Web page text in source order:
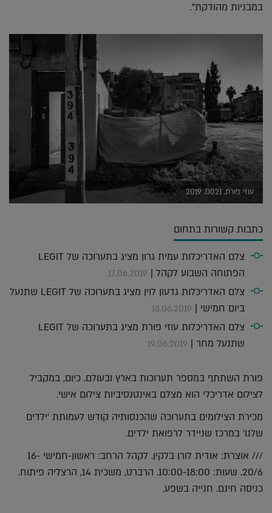
במבניות מהודקת".
עוזי פורת, 0021, 2019
כתבות קשורות בתחום
צלם האדריכלות עמית גרון מציג בתערוכה של LEGIT
הפתוחה השבוע לקהל | 17.06.2019
צלם האדריכלות גדעון לוין מציג בתערוכה של LEGIT שתנעל
ביום חמישי | 18.06.2019
צלם האדריכלות עוזי פורת מציג בתערוכה של LEGIT
שתנעל מחר | 19.06.2019
פורת השתתף במספר תערוכות בארץ ובעולם. כיום, במקביל
לצילום אדריכלי הוא מצלם באינטנסיביות צילום אישי.
מכירת הצילומים בתערוכה שהכנסותיה קודש לעמותת ‘ילדים
שלנו’ במרכז שניידר לרפואת ילדים.
/// אוצרת: אודית לורן בלקין. לקהל הרחב: ראשון-חמישי 16-
20/6. שעות: 10:00-18:00. הרברט, משכית 14, הרצליה פיתוח.
כניסה חינם. חנייה בשפע.